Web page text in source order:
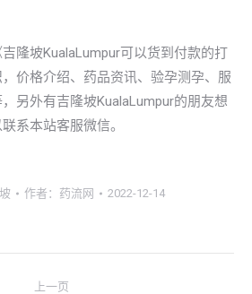
隆坡KualaLumpur可以货到付款的打
价格介绍、药品资讯、验孕测孕、服
另外有吉隆坡KualaLumpur的朋友想
系本站客服微信。
作者： 药流网 2022-12-14
上一页